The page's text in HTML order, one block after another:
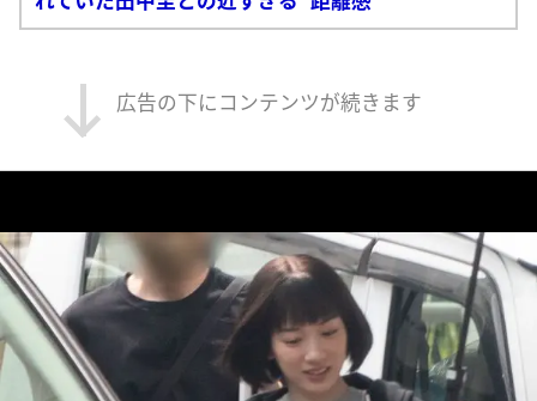
広告の下にコンテンツが続きます